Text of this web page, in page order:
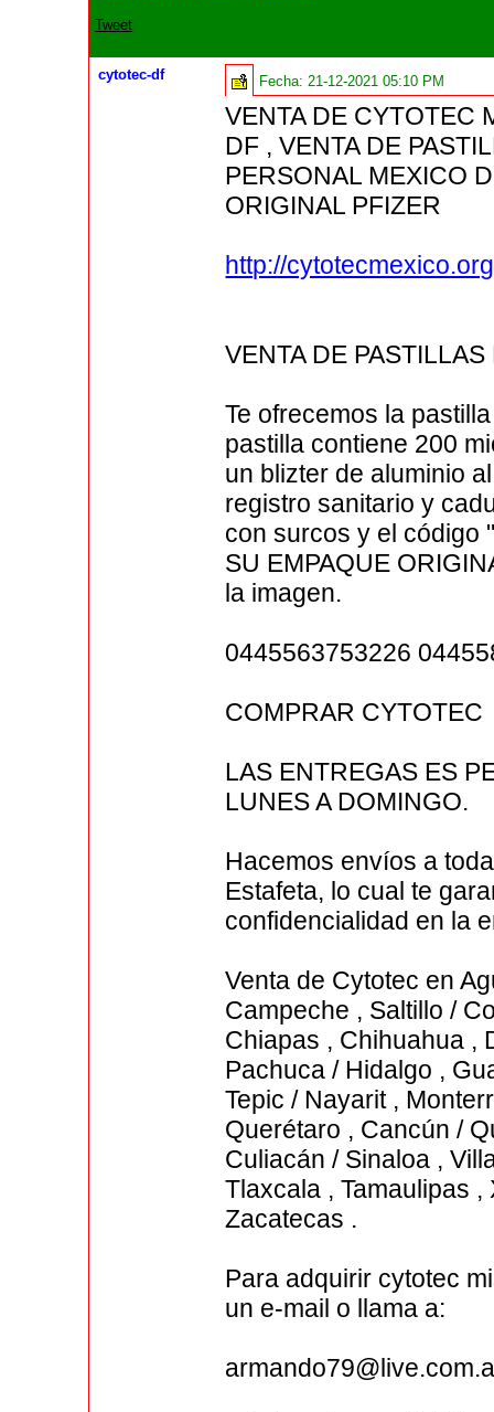
Tweet
cytotec-df Fecha:21-12-2021 05:10 PM
VENTA DE CYTOTEC
DF , VENTA DE
PERSONAL MEXICO
ORIGINAL PFIZER
http://
VENTA DE
Te ofrecemos la
pastilla contiene 200
un blizter de aluminio
registro sanitario y
con surcos y el código
SU EMPAQUE
la imagen.
0445563753226
COMPRAR CYTOTEC
LAS ENTREGAS ES
LUNES A DOMINGO.
Hacemos envíos a
Estafeta, lo cual te
confidencialidad en la
Venta de Cytotec en
Campeche , Saltillo /
Chiapas , Chihuahua ,
Pachuca / Hidalgo ,
Tepic / Nayarit ,
Querétaro , Cancún /
Culiacán / Sinaloa ,
Tlaxcala , Tamaulipas
Zacatecas .
Para adquirir cytotec
un e-mail o llama a: